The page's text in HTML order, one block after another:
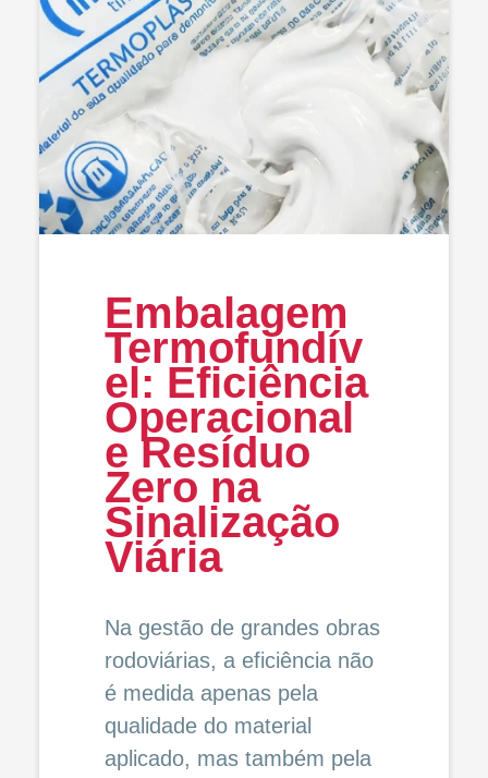
Embalagem
Termofundív
el: Eficiência
Operacional
e Resíduo
Zero na
Sinalização
Viária
Na gestão de grandes obras
rodoviárias, a eficiência não
é medida apenas pela
qualidade do material
aplicado, mas também pela